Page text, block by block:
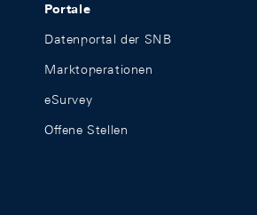
Portale
Datenportal der SNB
Marktoperationen
eSurvey
Offene Stellen